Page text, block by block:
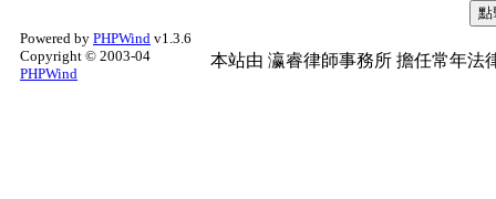
Powered by PHPWind v1.3.6
Copyright © 2003-04
PHPWind
本站由 瀛睿律師事務所 擔任常年法